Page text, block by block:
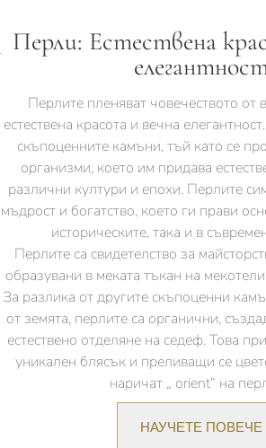
Перли: Естествена
Перлите пленяват човечеството от
естествена красота и вечна
скъпоценните камъни, тъй като се
организми, което им придава
различни култури и епохи. Перлите
мъдрост и богатство, което ги прави
историческите, така и в
Перлите са свидетелство за
образувани в меката тъкан на
За разлика от другите скъпоценни
от земята, перлите са органични,
естествено отделяне на седеф. Това
уникален блясък и преливащи се
наричат „ orient“ на
НАУЧЕТЕ ПОВЕЧЕ